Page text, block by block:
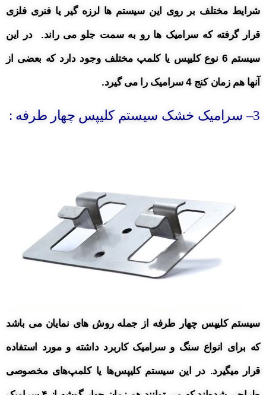
شرایط مختلف بر روی این سیستم ها لرزه گیر یا فنری فلزی
قرار گرفته که سرامیک ها رو به سمت جلو می راند. در این
سیستم 6 نوع کلیپس یا کلمپ مختلف وجود دارد که بعضی از
آنها هم زمان کنج 4 سرامیک را می گیرد.
3– سرامیک خشک سیستم کلیپس چهار طرفه :
سیستم کلیپس چهار طرفه از جمله روش های نمایان می باشد
که برای انواع سنگ و سرامیک کاربرد داشته و مورد استفاده
قرار میگیرد.در این سیستم کلیپس‌ها یا کلمپ‌های مخصوصی